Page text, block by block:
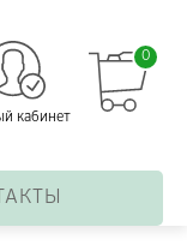
кабинет
0